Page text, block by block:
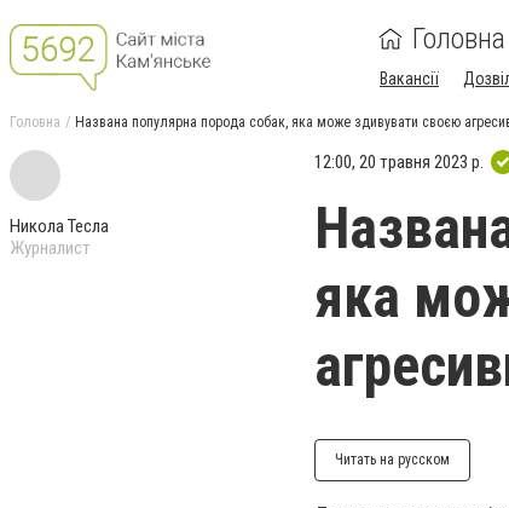
Головна
Вакансії
Головна Названа популярна порода собак, яка може здивувати своєю
Никола Тесла
Журналист
12:00, 20 травня 2023 р.
яка
Читать на русском